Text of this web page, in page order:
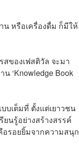
น หรือเครื่องดื่ม ก็มีให้
ของเฟสติวัล จะมา
‘Knowledge Book
เต็มที่ ตั้งแต่เยาวชน
นรู้อย่างสร้างสรรค์
อรอยยิ้มจากความสนุก